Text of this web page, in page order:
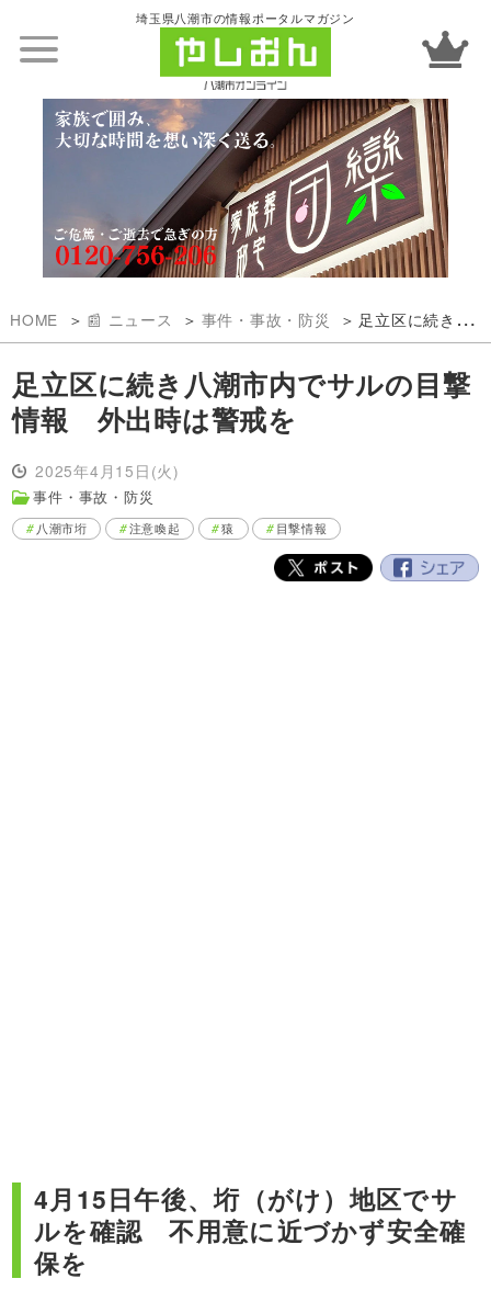
埼玉県八潮市の情報ポータルマガジン
HOME 📰 ニュース 事件・事故・防災 足立区に続き八潮市内でサルの目撃情報 外出時は警戒を
足立区に続き八潮市内でサルの目撃
情報 外出時は警戒を
2025年4月15日(火)
事件・事故・防災
八潮市垳 注意喚起 猿 目撃情報
4月15日午後、垳（がけ）地区でサ
ルを確認 不用意に近づかず安全確
保を